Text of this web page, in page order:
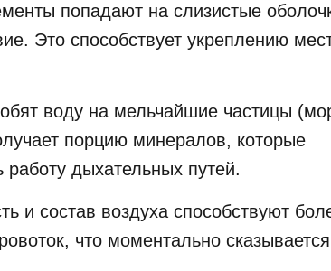
попадают на слизистые
Это способствует укреплению
воду на мельчайшие частицы
порцию минералов, которые
работу дыхательных путей.
и состав воздуха способствуют
что моментально